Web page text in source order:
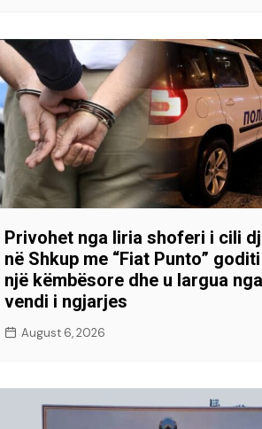
Privohet nga liria shoferi i cili
në Shkup me “Fiat Punto” goditi
një këmbësore dhe u largua nga
vendi i ngjarjes
August 6, 2026